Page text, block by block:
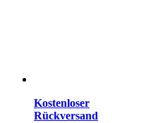
Kostenloser
Rückversand